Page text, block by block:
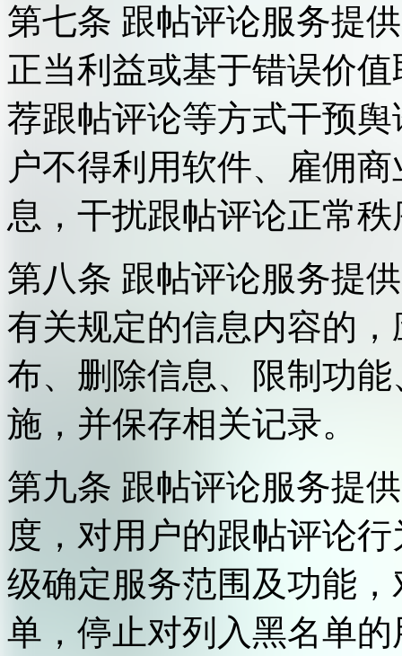
第七条 跟帖评论服务提
正当利益或基于错误价
荐跟帖评论等方式干预
户不得利用软件、雇佣
息，干扰跟帖评论正常
第八条 跟帖评论服务提
有关规定的信息内容的
布、删除信息、限制功
施，并保存相关记录。
第九条 跟帖评论服务提
度，对用户的跟帖评论
级确定服务范围及功能
单，停止对列入黑名单